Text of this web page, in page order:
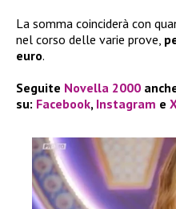
La somma coinciderà con
nel corso delle varie prove,
euro.
Seguite Novella 2000
su: Facebook, Instagram e